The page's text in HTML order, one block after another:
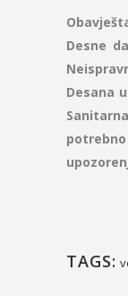
Desne
Desana
TAGS: